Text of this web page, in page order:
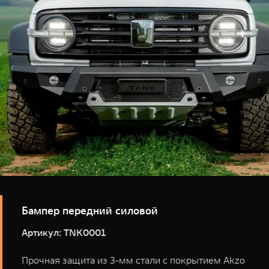
высококачественный алюминий толщиной 6 мм с
порошковым покрытием Akzo Nobel, который
обеспечивает прочность и устойчивость к
механическим воздействиям, а усиленная
индивидуальная штамповка придаёт конструкции
дополнительную жесткость.
Бампер передний силовой
Артикул: TNK0001
Прочная защита из 3-мм стали с покрытием Akzo